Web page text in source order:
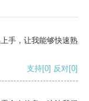
手，让我能够快速熟
支持[0] 反对[0]